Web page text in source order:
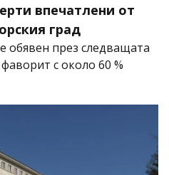
впечатлени от
град
през следващата
с около 60 %